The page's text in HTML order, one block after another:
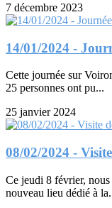
7 décembre 2023
14/01/2024 -
Cette journée sur
25 personnes ont pu...
25 janvier 2024
08/02/2024 -
Ce jeudi 8 février,
nouveau lieu dédié à